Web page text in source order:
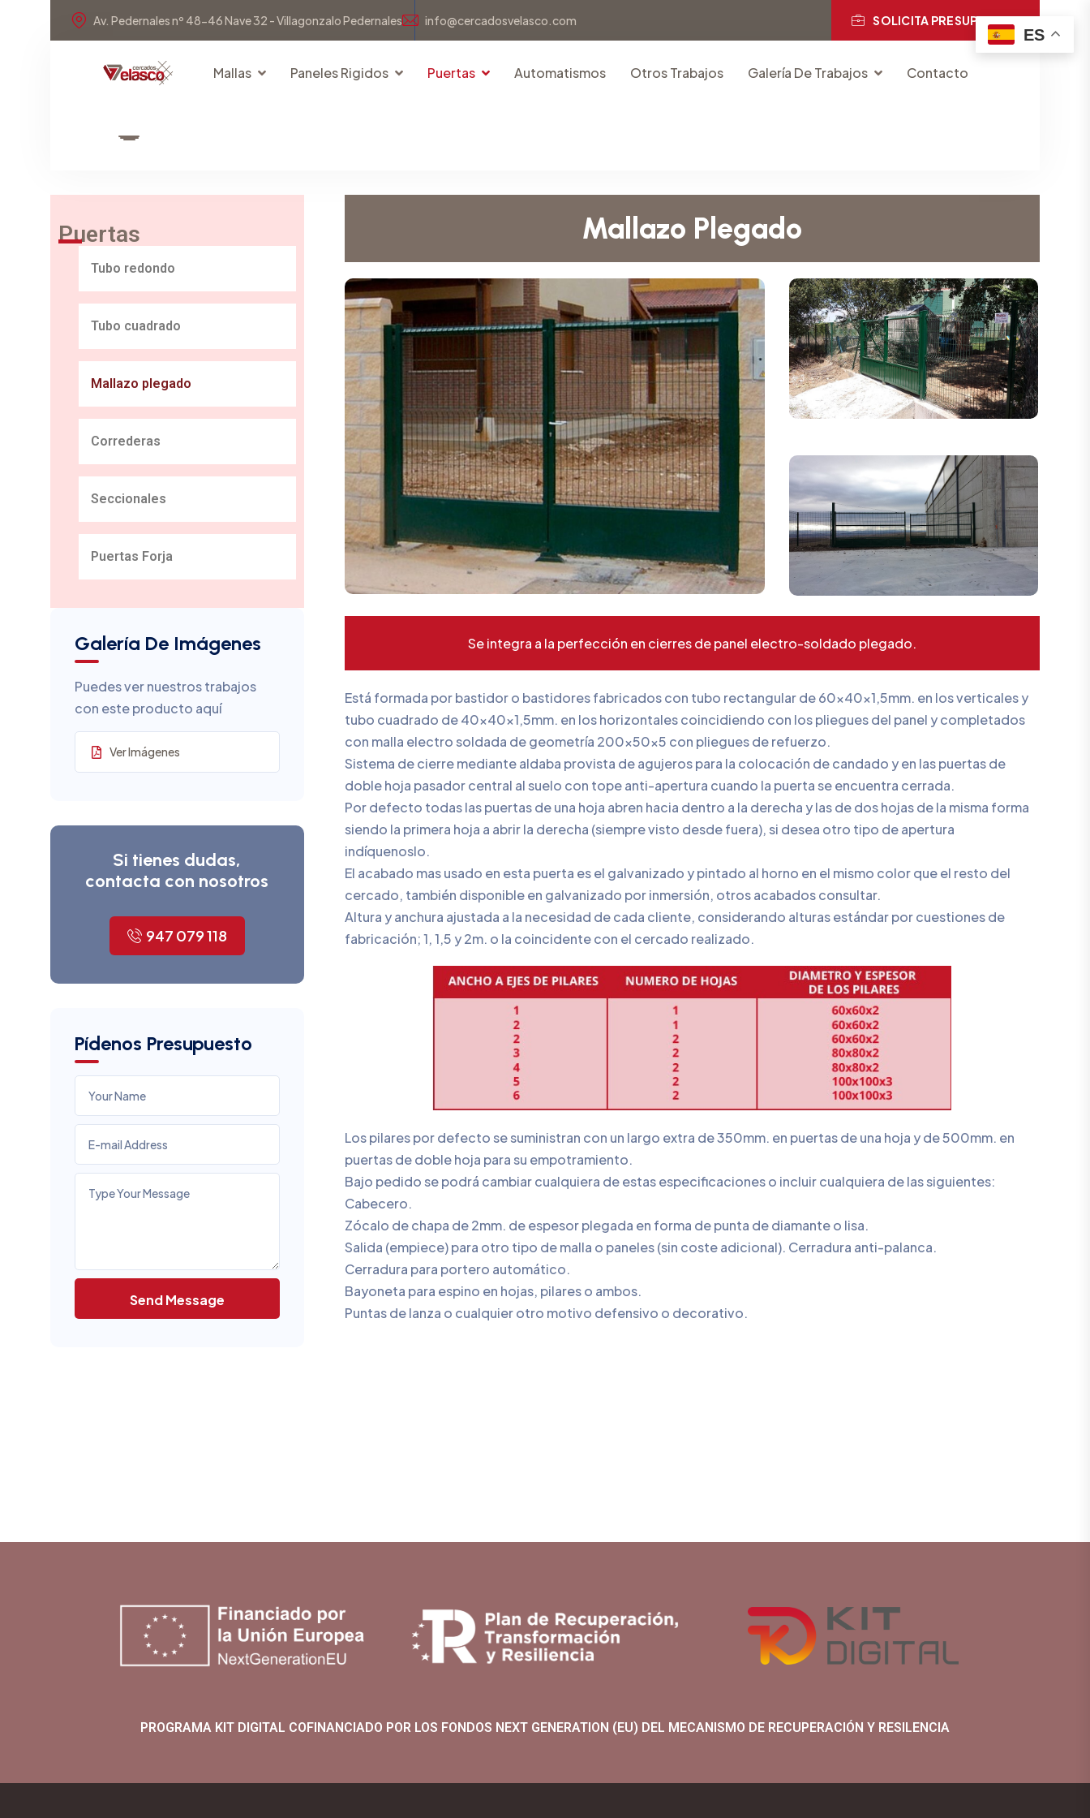
Av. Pedernales nº 48-46 Nave 32 - Villagonzalo Pedernales info@cercadosvelasco.com SOLICITA PRESUPUESTO
Mallas Paneles Rigidos Puertas Automatismos Otros Trabajos Galería De Trabajos Contacto
Puertas
Tubo redondo
Tubo cuadrado
Mallazo plegado
Correderas
Seccionales
Puertas Forja
Galería De Imágenes
Puedes ver nuestros trabajos
con este producto aquí
Ver Imágenes
Si tienes dudas,
contacta con nosotros
947 079 118
Pídenos Presupuesto
Send Message
Mallazo Plegado
Se integra a la perfección en cierres de panel electro-soldado plegado.
Está formada por bastidor o bastidores fabricados con tubo rectangular de 60x40x1,5mm. en los verticales y
tubo cuadrado de 40x40x1,5mm. en los horizontales coincidiendo con los pliegues del panel y completados
con malla electro soldada de geometría 200x50x5 con pliegues de refuerzo.
Sistema de cierre mediante aldaba provista de agujeros para la colocación de candado y en las puertas de
doble hoja pasador central al suelo con tope anti-apertura cuando la puerta se encuentra cerrada.
Por defecto todas las puertas de una hoja abren hacia dentro a la derecha y las de dos hojas de la misma forma
siendo la primera hoja a abrir la derecha (siempre visto desde fuera), si desea otro tipo de apertura
indíquenoslo.
El acabado mas usado en esta puerta es el galvanizado y pintado al horno en el mismo color que el resto del
cercado, también disponible en galvanizado por inmersión, otros acabados consultar.
Altura y anchura ajustada a la necesidad de cada cliente, considerando alturas estándar por cuestiones de
fabricación; 1, 1,5 y 2m. o la coincidente con el cercado realizado.
Los pilares por defecto se suministran con un largo extra de 350mm. en puertas de una hoja y de 500mm. en
puertas de doble hoja para su empotramiento.
Bajo pedido se podrá cambiar cualquiera de estas especificaciones o incluir cualquiera de las siguientes:
Cabecero.
Zócalo de chapa de 2mm. de espesor plegada en forma de punta de diamante o lisa.
Salida (empiece) para otro tipo de malla o paneles (sin coste adicional). Cerradura anti-palanca.
Cerradura para portero automático.
Bayoneta para espino en hojas, pilares o ambos.
Puntas de lanza o cualquier otro motivo defensivo o decorativo.
PROGRAMA KIT DIGITAL COFINANCIADO POR LOS FONDOS NEXT GENERATION (EU) DEL MECANISMO DE RECUPERACIÓN Y RESILENCIA
ES